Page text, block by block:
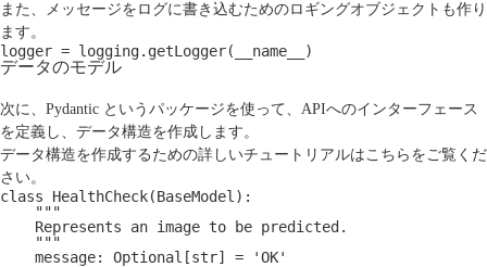
また、メッセージをログに書き込むためのロギングオブジェクトも作り
ます。
logger = logging.getLogger(__name__)
データのモデル
次に、 Pydantic というパッケージを使って、APIへのインターフェース
を定義し、データ構造を作成します。
データ構造を作成するための詳しいチュートリアルはこちら をご覧くだ
さい。
class HealthCheck(BaseModel):
"""
Represents an image to be predicted.
"""
message: Optional[str] = 'OK'